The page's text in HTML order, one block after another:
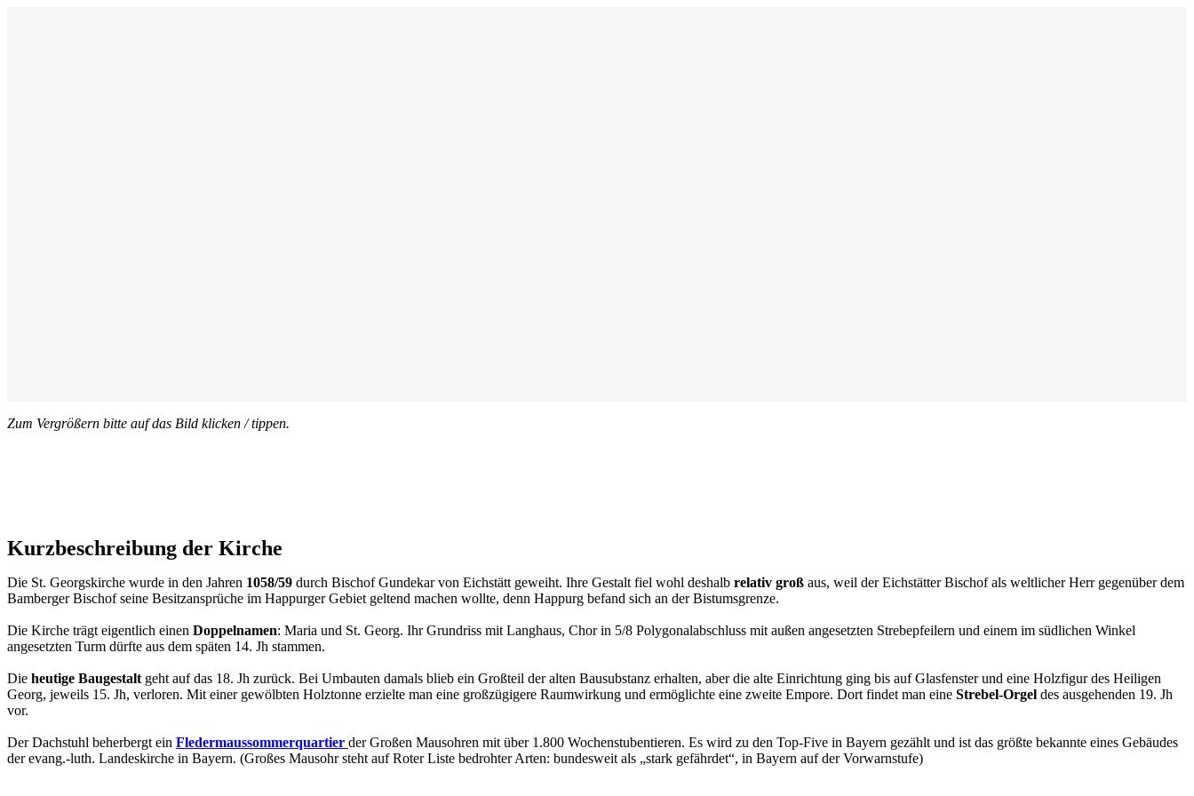
Zum Vergrößern bitte auf das Bild klicken / tippen.
Kurzbeschreibung der Kirche
Die St. Georgskirche wurde in den Jahren 1058/59 durch Bischof Gundekar von Eichstätt geweiht. Ihre Gestalt fiel wohl deshalb relativ groß aus, weil der Eichstätter Bischof als weltlicher Herr gegenüber dem
Bamberger Bischof seine Besitzansprüche im HappurgerGebiet geltend machen wollte, denn Happurg befand sich an der Bistumsgrenze.
Die Kirche trägt eigentlich einen Doppelnamen: Maria und St. Georg. Ihr Grundriss mit Langhaus, Chor in 5/8 Polygonalabschluss mit außen angesetzten Strebepfeilern und einem im südlichen Winkel
angesetzten Turm dürfte aus dem späten 14. Jh stammen.
Die heutige Baugestalt geht auf das 18. Jh zurück. Bei Umbauten damals blieb ein Großteil der alten Bausubstanz erhalten, aber die alte Einrichtung ging bis auf Glasfenster und eine Holzfigur des Heiligen
Georg, jeweils 15. Jh, verloren. Mit einer gewölbten Holztonne erzielte man eine großzügigere Raumwirkung und ermöglichte eine zweite Empore. Dort findet man eine Strebel-Orgel des ausgehenden 19. Jh
vor.
Der Dachstuhl beherbergt ein Fledermaussommerquartier der Großen Mausohren mit über 1.800 Wochenstubentieren. Es wird zu den Top-Five in Bayern gezählt und ist das größte bekannte eines Gebäudes
der evang.-luth. Landeskirche in Bayern. (Großes Mausohr steht aufRoter Liste bedrohter Arten: bundesweit als „stark gefährdet“, in Bayern auf derVorwarnstufe)